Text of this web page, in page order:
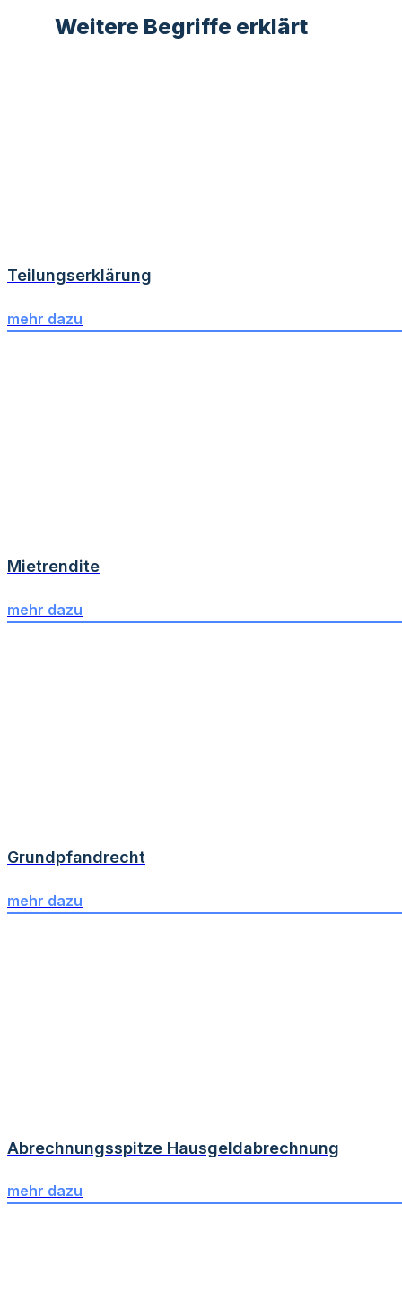
Weitere Begriffe erklärt
Teilungserklärung
mehr dazu
Mietrendite
mehr dazu
Grundpfandrecht
mehr dazu
Abrechnungsspitze Hausgeldabrechnung
mehr dazu